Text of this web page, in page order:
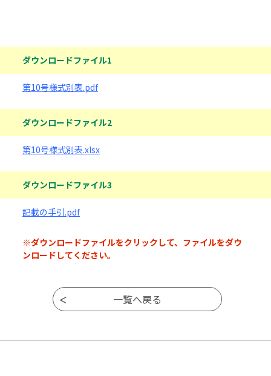
ダウンロードファイル1
第10号様式別表.pdf
ダウンロードファイル2
第10号様式別表.xlsx
ダウンロードファイル3
記載の手引.pdf
※ダウンロードファイルをクリックして、ファイルをダウ
ンロードしてください。